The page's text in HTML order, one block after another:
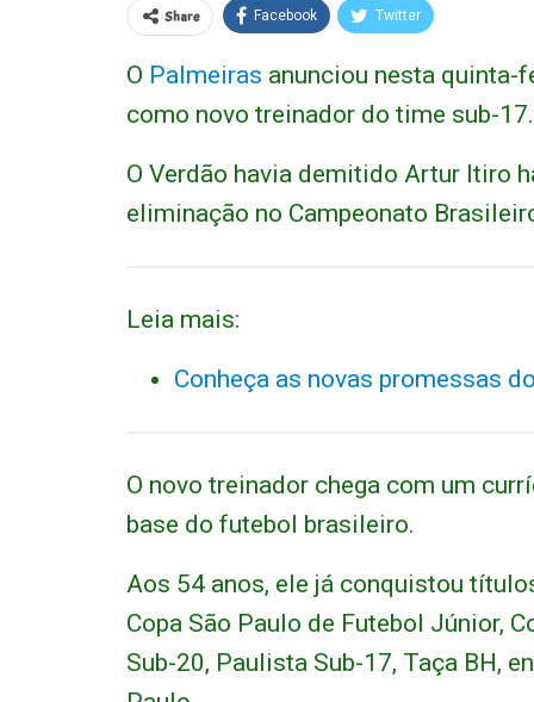
Share Facebook Twitter
O Palmeiras anunciou nesta quinta-
como novo treinador do time sub-17.
O Verdão havia demitido Artur Itiro
eliminação no Campeonato
Leia mais:
Conheça as novas promessas
O novo treinador chega com um
base do futebol brasileiro.
Aos 54 anos, ele já conquistou
Copa São Paulo de Futebol Júnior,
Sub-20, Paulista Sub-17, Taça BH,